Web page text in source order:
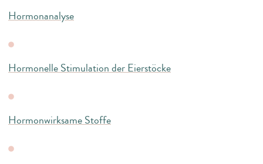
Hormonanalyse
Hormonelle Stimulation der Eierstöcke
Hormonwirksame Stoffe